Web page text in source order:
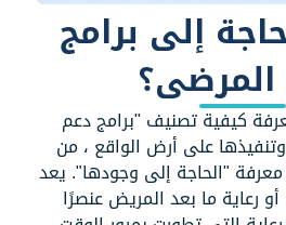
إلى برامج
كيفية تصنيف "برامج دعم
على أرض الواقع ، من
معرفة "الحاجة إلى وجودها". يعد
رعاية ما بعد المريض عنصرًا